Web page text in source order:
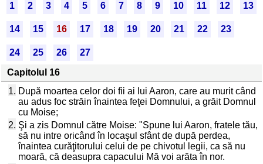
1 2 3 4 5 6 7 8 9 10 11 12 13
14 15 16 17 18 19 20 21 22 23
24 25 26
27
Capitolul 16
1. După moartea celor doi fii ai lui Aaron, care au murit când
au adus foc străin înaintea feţei Domnului, a grăit Domnul
cu Moise;
2. Şi a zis Domnul către Moise: "Spune lui Aaron, fratele tău,
să nu intre oricând în locaşul sfânt de după perdea,
înaintea curăţitorului celui de pe chivotul legii, ca să nu
moară, că deasupra capacului Mă voi arăta în nor.